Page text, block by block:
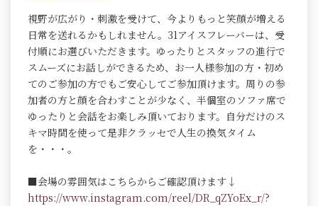
視野が広がり・刺激を受けて、今よりもっと笑顔が増える
日常を送れるかもしれません。31アイスフレーバーは、受
付順にお選びいただきます。ゆったりとスタッフの進行で
スムーズにお話しができるため、お一人様参加の方・初め
てのご参加の方でもご安心してご参加頂けます。周りの参
加者の方と顔を合わすことが少なく、半個室のソファ席で
ゆったりと会話をお楽しみ頂いております。自分だけのス
キマ時間を使って是非クラッセで人生の換気タイム
を・・・。
■会場の雰囲気はこちらからご確認頂けます↓
https://www.instagram.com/reel/DR_qZYoEx_r/?